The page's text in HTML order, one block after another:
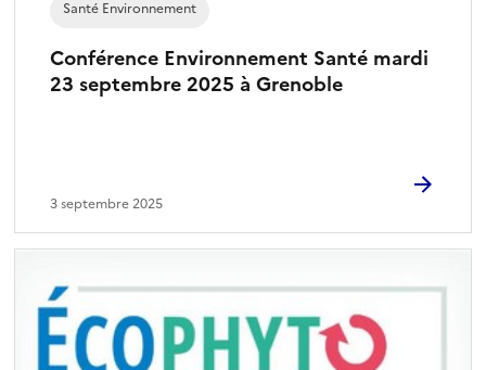
Conférence Environnement Santé mardi
23 septembre 2025 à Grenoble
Santé Environnement
3 septembre 2025